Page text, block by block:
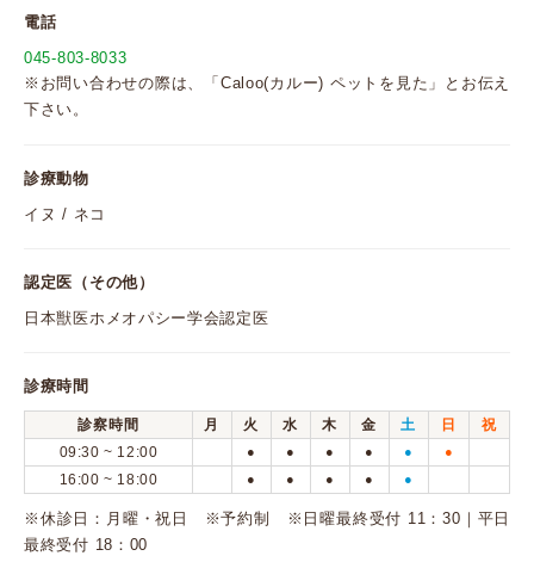
電話
045-803-8033
※お問い合わせの際は、「Caloo(カルー) ペットを見た」とお伝え
下さい。
診療動物
イヌ / ネコ
認定医（その他）
日本獣医ホメオパシー学会認定医
診療時間
診察時間 月 火 水 木 金 土 日
祝
09:30 ~ 12:00
● ● ● ● ● ●
16:00 ~ 18:00 ● ● ● ● ●
※休診日：月曜・祝日 ※予約制 ※日曜最終受付 11：30｜平日
最終受付 18：00